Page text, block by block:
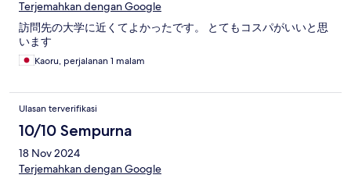
Terjemahkan dengan Google
訪問先の大学に近くてよかったです。 とてもコスパがいいと思
います
Kaoru, perjalanan 1 malam
Ulasan terverifikasi
10/10 Sempurna
18 Nov 2024
Terjemahkan dengan Google